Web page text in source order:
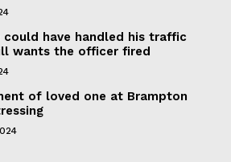
could have handled his traffic
wants the officer fired
of loved one at Brampton